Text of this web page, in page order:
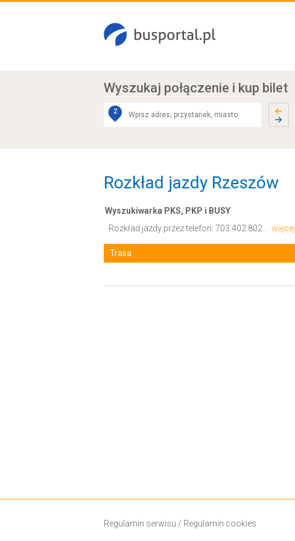
Wyszukaj połączenie i kup bilet
Z
Rozkład jazdy Rzeszów
Wyszukiwarka PKS, PKP i BUSY
Rozkład jazdy przez telefon: 703 402 802 ... więcej
Trasa
Regulamin serwisu / Regulamin cookies